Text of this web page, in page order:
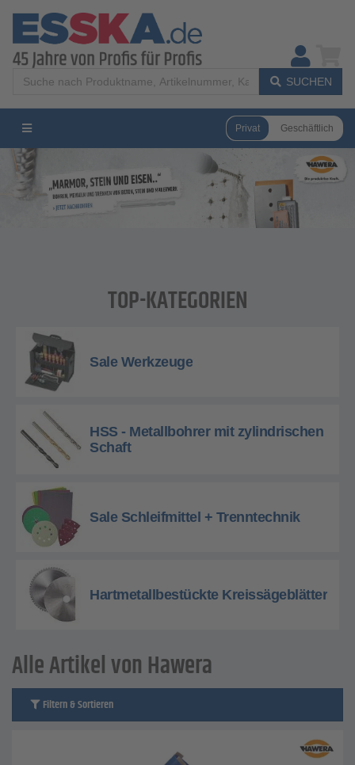
SUCHEN
Privat Geschäftlich
TOP-KATEGORIEN
Sale Werkzeuge
HSS - Metallbohrer mit zylindrischen
Schaft
Sale Schleifmittel + Trenntechnik
Hartmetallbestückte Kreissägeblätter
Alle Artikel von Hawera
Filtern & Sortieren